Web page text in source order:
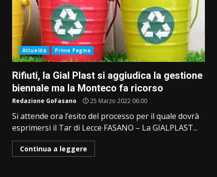
Attualità Prima Pagina
Rifiuti, la Gial Plast si aggiudica la gestione
biennale ma la Monteco fa ricorso
Redazione GoFasano 25 Marzo 2022 06:00
Si attende ora l’esito del processo per il quale dovrà
esprimersi il Tar di Lecce FASANO – La GIALPLAST...
Continua a leggere